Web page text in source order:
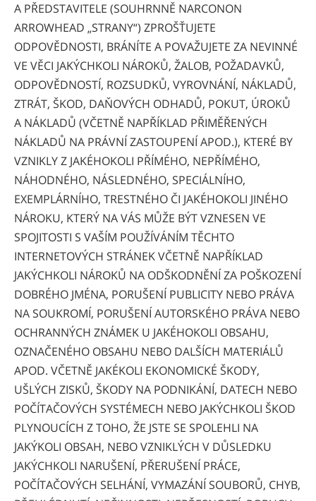
A PŘEDSTAVITELE (SOUHRNNĚ NARCONON
ARROWHEAD „STRANY“) ZPROŠŤUJETE
ODPOVĚDNOSTI, BRÁNÍTE A POVAŽUJETE ZA NEVINNÉ
VE VĚCI JAKÝCHKOLI NÁROKŮ, ŽALOB, POŽADAVKŮ,
ODPOVĚDNOSTÍ, ROZSUDKŮ, VYROVNÁNÍ, NÁKLADŮ,
ZTRÁT, ŠKOD, DAŇOVÝCH ODHADŮ, POKUT, ÚROKŮ
A NÁKLADŮ (VČETNĚ NAPŘÍKLAD PŘIMĚŘENÝCH
NÁKLADŮ NA PRÁVNÍ ZASTOUPENÍ APOD.), KTERÉ BY
VZNIKLY Z JAKÉHOKOLI PŘÍMÉHO, NEPŘÍMÉHO,
NÁHODNÉHO, NÁSLEDNÉHO, SPECIÁLNÍHO,
EXEMPLÁRNÍHO, TRESTNÉHO ČI JAKÉHOKOLI JINÉHO
NÁROKU, KTERÝ NA VÁS MŮŽE BÝT VZNESEN VE
SPOJITOSTI S VAŠÍM POUŽÍVÁNÍM TĚCHTO
INTERNETOVÝCH STRÁNEK VČETNĚ NAPŘÍKLAD
JAKÝCHKOLI NÁROKŮ NA ODŠKODNĚNÍ ZA POŠKOZENÍ
DOBRÉHO JMÉNA, PORUŠENÍ PUBLICITY NEBO PRÁVA
NA SOUKROMÍ, PORUŠENÍ AUTORSKÉHO PRÁVA NEBO
OCHRANNÝCH ZNÁMEK U JAKÉHOKOLI OBSAHU,
OZNAČENÉHO OBSAHU NEBO DALŠÍCH MATERIÁLŮ
APOD. VČETNĚ JAKÉKOLI EKONOMICKÉ ŠKODY,
UŠLÝCH ZISKŮ, ŠKODY NA PODNIKÁNÍ, DATECH NEBO
POČÍTAČOVÝCH SYSTÉMECH NEBO JAKÝCHKOLI ŠKOD
PLYNOUCÍCH Z TOHO, ŽE JSTE SE SPOLEHLI NA
JAKÝKOLI OBSAH, NEBO VZNIKLÝCH V DŮSLEDKU
JAKÝCHKOLI NARUŠENÍ, PŘERUŠENÍ PRÁCE,
POČÍTAČOVÝCH SELHÁNÍ, VYMAZÁNÍ SOUBORŮ, CHYB,